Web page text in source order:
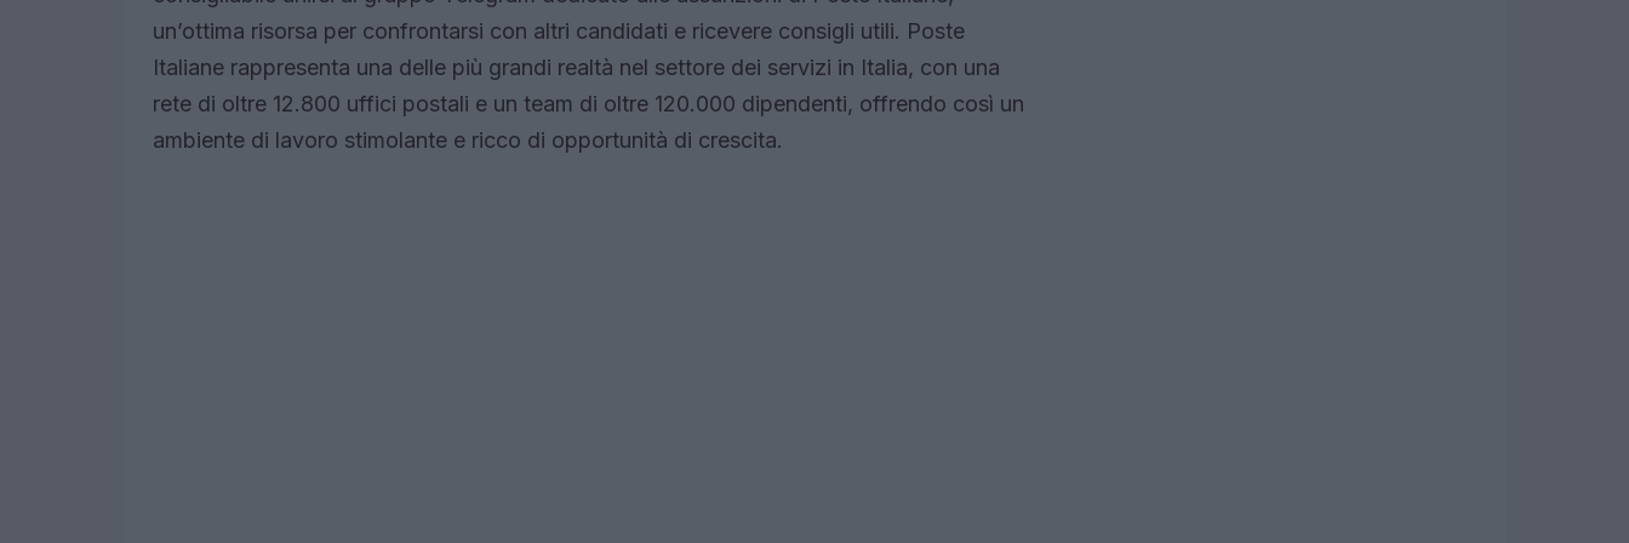
un’ottima risorsa per confrontarsi con altri candidati e ricevere consigli utili. Poste
Italiane rappresenta una delle più grandi realtà nel settore dei servizi in Italia, con una
rete di oltre 12.800 uffici postali e un team di oltre 120.000 dipendenti, offrendo così un
ambiente di lavoro stimolante e ricco di opportunità di crescita.